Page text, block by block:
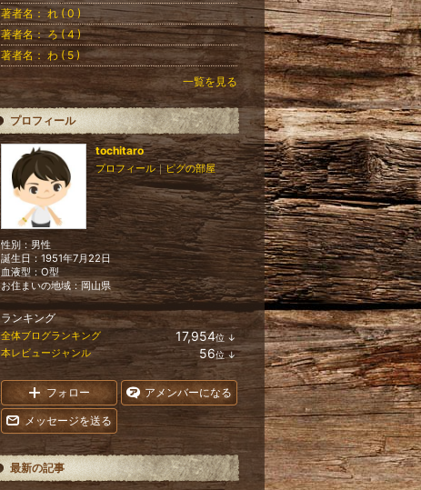
著者名： れ ( 0 )
著者名： ろ ( 4 )
著者名： わ ( 5 )
一覧を見る
プロフィール
tochitaro
プロフィール｜ピグの部屋
性別：男性
誕生日：1951年7月22日
血液型：O型
お住まいの地域：岡山県
ランキング
全体ブログランキング 17,954位 ↓
ラ
ン
ン
降
本レビュージャンル 56位 ↓
ラ
キ
ン
グ
下
フォロー アメンバーになる
メッセージを送る
最新の記事